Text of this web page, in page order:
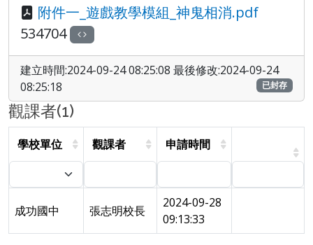
附件一_遊戲教學模組_神鬼相消.pdf
534704
建立時間:2024-09-24 08:25:08 最後修改:2024-09-24
08:25:18
已封存
觀課者(1)
學校單位 觀課者 申請時間
成功國中 張志明校長
2024-09-28
09:13:33